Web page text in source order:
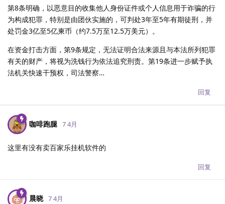
第8条明确，以恶意目的收集他人身份证件或个人信息用于诈骗的行
为构成犯罪，特别是由团伙实施的，可判处3年至5年有期徒刑，并
处罚金3亿至5亿柬币（约7.5万至12.5万美元）。
在资金打击方面，第9条规定，无法证明合法来源且与本法所列犯罪
有关的财产，将视为洗钱行为依法追究刑责。第19条进一步赋予执
法机关快速干预权，司法警察…
回复
咖啡跑腿 7 4月
这里有没有卖百家乐挂机软件的
回复
晨晓 7 4月